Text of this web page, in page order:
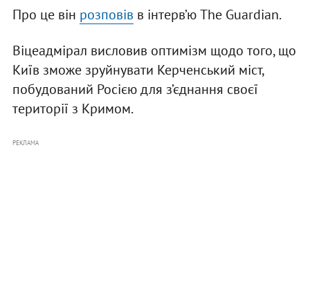
Про це він розповів в інтерв’ю The Guardian.
Віцеадмірал висловив оптимізм щодо того, що
Київ зможе зруйнувати Керченський міст,
побудований Росією для з’єднання своєї
території з Кримом.
РЕКЛАМА